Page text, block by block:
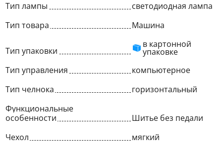
Тип лампы
светодиодная лампа
Тип товара
Машина
Тип упаковки
в картонной
упаковке
Тип управления
компьютерное
Тип челнока
горизонтальный
Функциональные
особенности
Шитье без педали
Чехол
мягкий